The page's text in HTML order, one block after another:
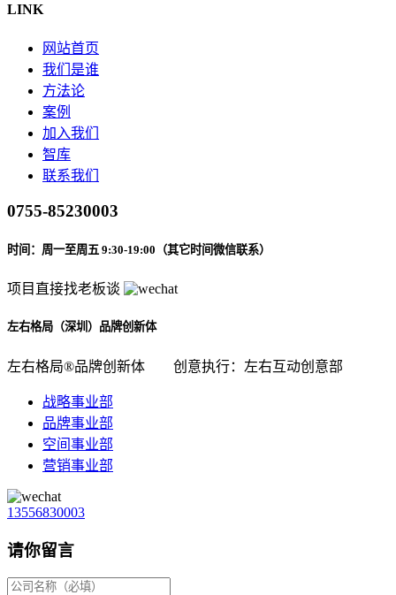
LINK
网站首页
我们是谁
方法论
案例
加入我们
智库
联系我们
0755-85230003
时间：周一至周五 9:30-19:00（其它时间微信联系）
项目直接找老板谈
左右格局（深圳）品牌创新体
左右格局®品牌创新体 创意执行：左右互动创意部
战略事业部
品牌事业部
空间事业部
营销事业部
13556830003
请你留言